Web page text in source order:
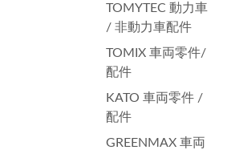
TOMYTEC 動力車
/ 非動力車配件
TOMIX 車両零件/
配件
KATO 車両零件 /
配件
GREENMAX 車両